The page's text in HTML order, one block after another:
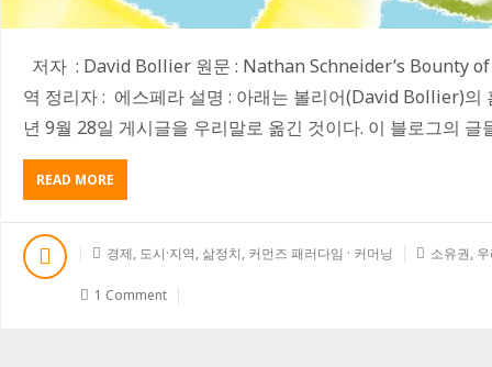
저자 : David Bollier 원문 : Nathan Schneider’s Bounty
역 정리자 : 에스페라 설명 : 아래는 볼리어(David Bollier)
년 9월 28일 게시글을 우리말로 옮긴 것이다. 이 블로그의 글
READ MORE
B
O
T
이
선
경제, 도시·지역, 삶정치, 커먼즈 패러다임 · 커머닝 소유권,
1 Comment